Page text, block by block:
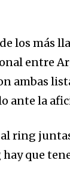
los más
entre
ambas
ante la
ring
que